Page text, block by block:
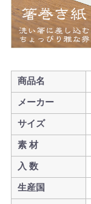
商品名
メーカー
サイズ
素 材
入 数
生産国